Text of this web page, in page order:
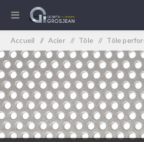
Accueil / Acier / Tôle / Tôle